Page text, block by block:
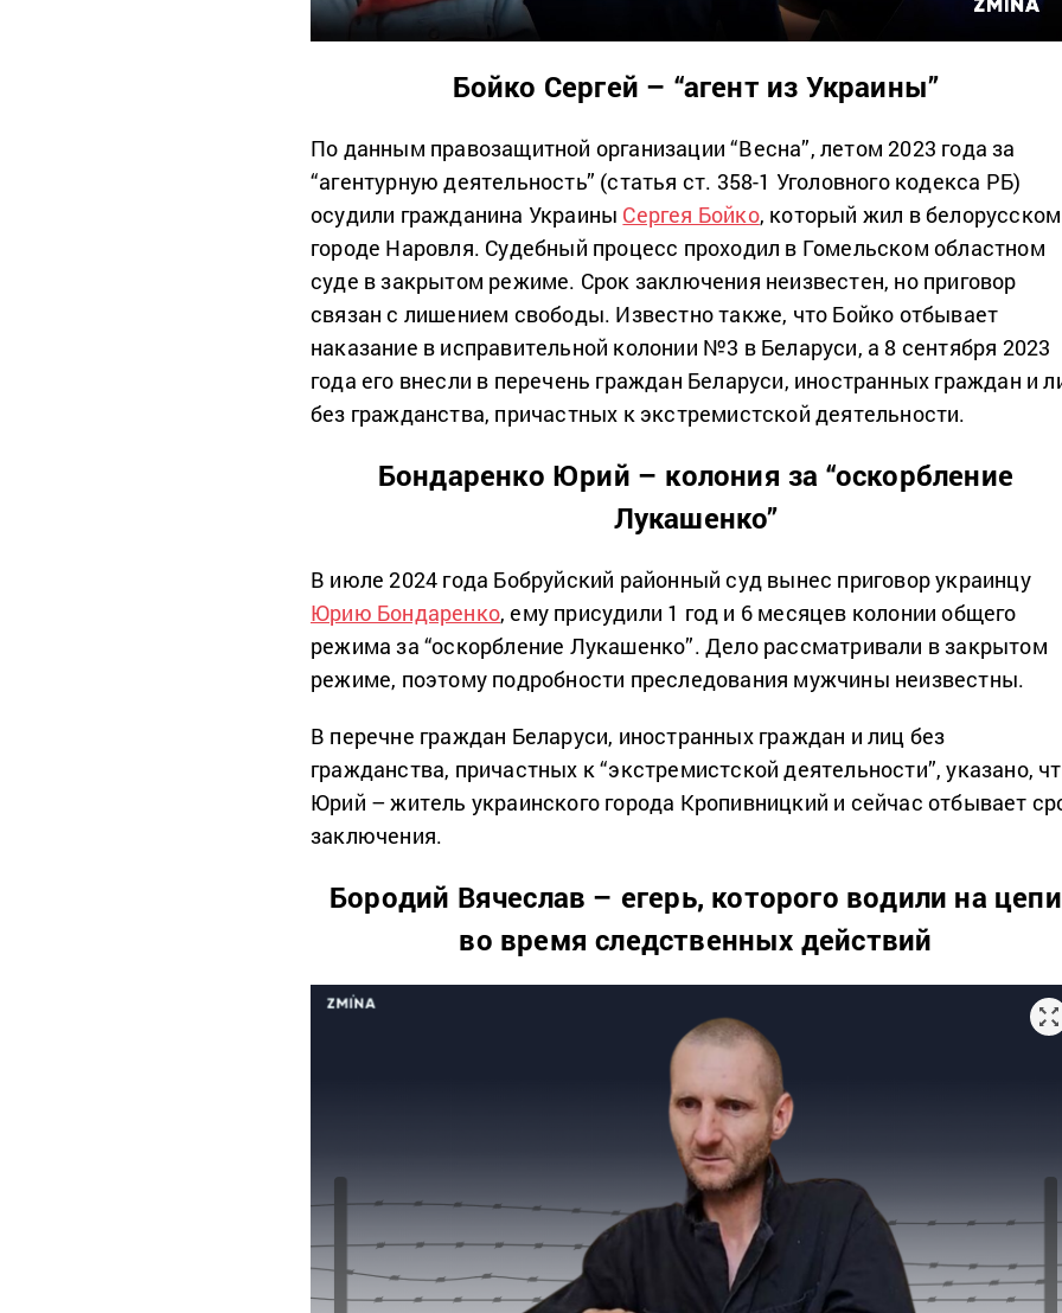
Бойко Сергей – “агент из Украины”
По данным правозащитной организации “Весна”, летом 2023 года за
“агентурную деятельность” (статья ст. 358-1 Уголовного кодекса РБ)
осудили гражданина Украины Сергея Бойко, который жил в белорусском
городе Наровля. Судебный процесс проходил в Гомельском областном
суде в закрытом режиме. Срок заключения неизвестен, но приговор
связан с лишением свободы. Известно также, что Бойко отбывает
наказание в исправительной колонии №3 в Беларуси, а 8 сентября 2023
года его внесли в перечень граждан Беларуси, иностранных граждан и
без гражданства, причастных к экстремистской деятельности.
Бондаренко Юрий – колония за “оскорбление
Лукашенко”
В июле 2024 года Бобруйский районный суд вынес приговор украинцу
Юрию Бондаренко, ему присудили 1 год и 6 месяцев колонии общего
режима за “оскорбление Лукашенко”. Дело рассматривали в закрытом
режиме, поэтому подробности преследования мужчины неизвестны.
В перечне граждан Беларуси, иностранных граждан и лиц без
гражданства, причастных к “экстремистской деятельности”, указано,
Юрий – житель украинского города Кропивницкий и сейчас отбывает
заключения.
Бородий Вячеслав – егерь, которого водили на цепи
во время следственных действий